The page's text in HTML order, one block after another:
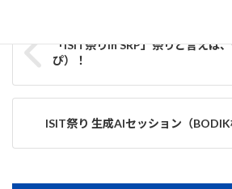
「ISIT祭りin SRP」祭りと言えば
ぴ）！
ISIT祭り 生成AIセッション（